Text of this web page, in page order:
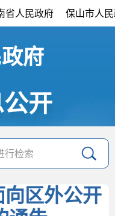
省人民政府 保山市人
府
开
区外公开